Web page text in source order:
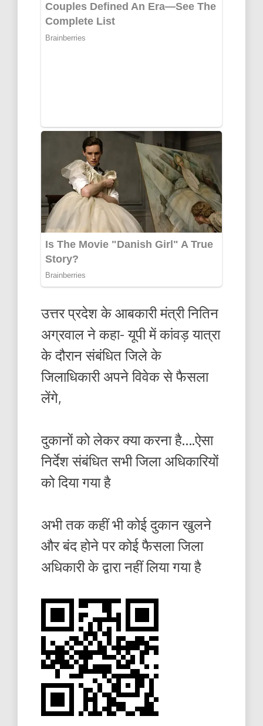
उत्तर प्रदेश के आबकारी मंत्री नितिन
अग्रवाल ने कहा- यूपी में कांवड़ यात्रा
के दौरान संबंधित जिले के
जिलाधिकारी अपने विवेक से फैसला
लेंगे,
दुकानों को लेकर क्या करना है….ऐसा
निर्देश संबंधित सभी जिला अधिकारियों
को दिया गया है
अभी तक कहीं भी कोई दुकान खुलने
और बंद होने पर कोई फैसला जिला
अधिकारी के द्वारा नहीं लिया गया है